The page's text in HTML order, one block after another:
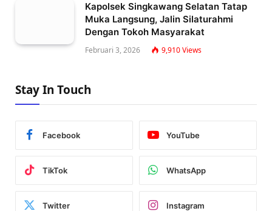
Kapolsek Singkawang Selatan Tatap
Muka Langsung, Jalin Silaturahmi
Dengan Tokoh Masyarakat
Februari 3, 2026 9,910Views
Stay In Touch
Facebook YouTube
TikTok WhatsApp
Twitter Instagram